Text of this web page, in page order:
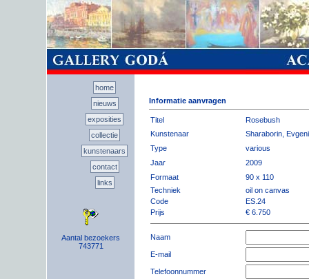
home
nieuws
exposities
collectie
kunstenaars
contact
links
Aantal bezoekers
743771
Informatie aanvragen
Titel
Rosebush
Kunstenaar
Sharaborin, Evgeni
Type
various
Jaar
2009
Formaat
90 x 110
Techniek
oil on canvas
Code
ES.24
Prijs
€ 6.750
Naam
E-mail
Telefoonnummer